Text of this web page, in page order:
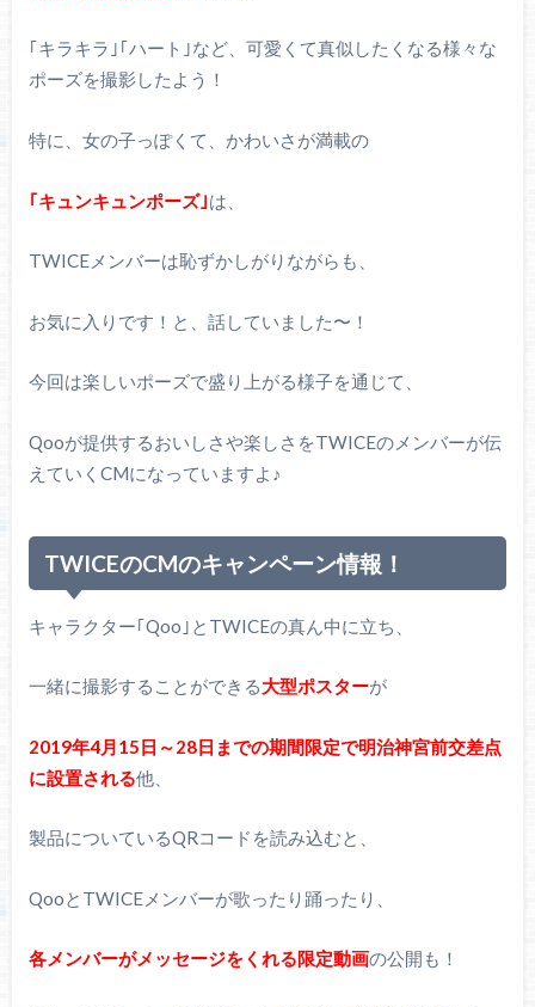
｢キラキラ｣｢ハート｣など、可愛くて真似したくなる様々な
ポーズを撮影したよう！
特に、女の子っぽくて、かわいさが満載の
｢キュンキュンポーズ｣は、
TWICEメンバーは恥ずかしがりながらも、
お気に入りです！と、話していました〜！
今回は楽しいポーズで盛り上がる様子を通じて、
Qooが提供するおいしさや楽しさをTWICEのメンバーが伝
えていくCMになっていますよ♪
TWICEのCMのキャンペーン情報！
キャラクター｢Qoo｣とTWICEの真ん中に立ち、
一緒に撮影することができる大型ポスターが
2019年4月15日～28日までの期間限定で明治神宮前交差点
に設置される他、
製品についているQRコードを読み込むと、
QooとTWICEメンバーが歌ったり踊ったり、
各メンバーがメッセージをくれる限定動画の公開も！